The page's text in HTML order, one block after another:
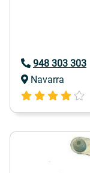
948 303 303
Navarra